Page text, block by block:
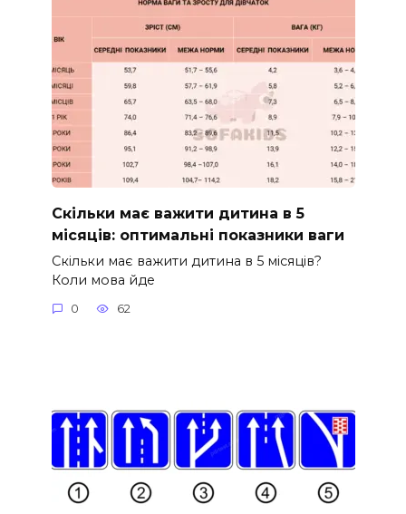
Скільки має важити дитина в 5
місяців: оптимальні показники ваги
Скільки має важити дитина в 5 місяців?
Коли мова йде
0 62